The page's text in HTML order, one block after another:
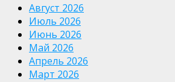
Август 2026
Июль 2026
Июнь 2026
Май 2026
Апрель 2026
Март 2026